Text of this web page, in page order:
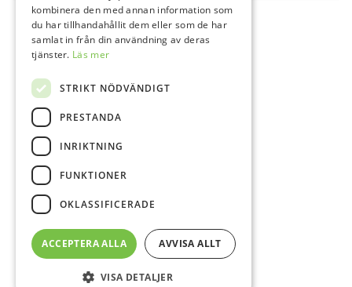
kombinera den med annan information som
du har tillhandahållit dem eller som de har
samlat in från din användning av deras
tjänster. Läs mer
STRIKT NÖDVÄNDIGT
PRESTANDA
INRIKTNING
FUNKTIONER
OKLASSIFICERADE
ACCEPTERA ALLA AVVISA ALLT
VISA DETALJER